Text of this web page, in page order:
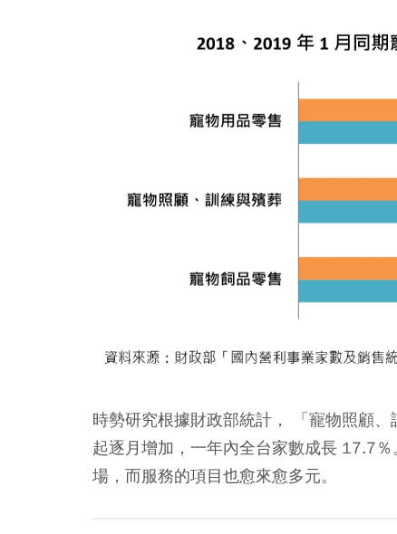
時勢研究根據財政部統計， 「寵物照顧
起逐月增加，一年內全台家數成長 17.7
場，而服務的項目也愈來愈多元。